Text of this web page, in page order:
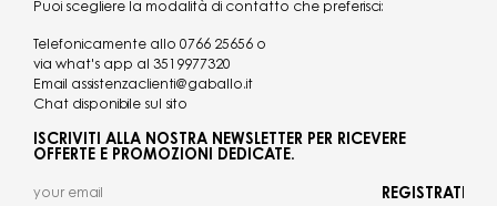
Puoi scegliere la modalità di contatto che preferisci:
Telefonicamente allo 0766 25656 o
via what's app al 3519977320
Email assistenzaclienti@gaballo.it
Chat disponibile sul sito
ISCRIVITI ALLA NOSTRA NEWSLETTER PER RICEVERE
OFFERTE E PROMOZIONI DEDICATE.
REGISTRATI